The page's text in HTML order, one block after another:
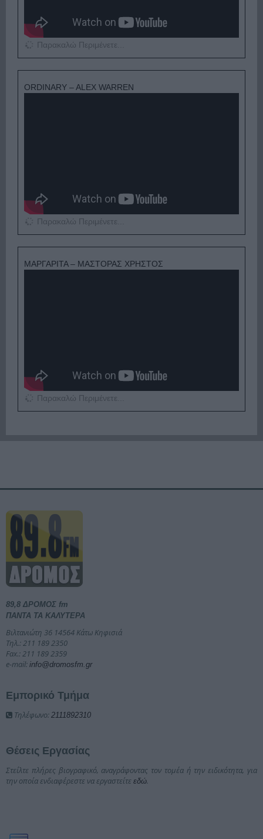
Παρακαλώ Περιμένετε...
ORDINARY – ALEX WARREN
Παρακαλώ Περιμένετε...
ΜΑΡΓΑΡΙΤΑ – ΜΑΣΤΟΡΑΣ ΧΡΗΣΤΟΣ
Παρακαλώ Περιμένετε...
89,8 ΔΡΟΜΟΣ fm
ΠΑΝΤΑ ΤΑ ΚΑΛΥΤΕΡΑ
Βιλτανιώτη 36 14564 Κάτω Κηφισιά
Τηλ.: 211 189 2350
Fax.: 211 189 2359
e-mail: info@dromosfm.gr
Εμπορικό Τμήμα
Τηλέφωνο: 2111892310
Θέσεις Εργασίας
Στείλτε πλήρες βιογραφικό, αναγράφοντας τον τομέα ή την ειδικότητα, για
την οποία ενδιαφέρεστε να εργαστείτε εδώ.